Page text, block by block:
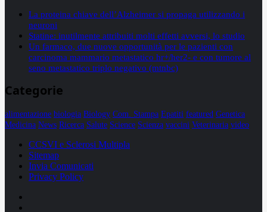
La proteina chiave dell’Alzheimer si propaga utilizzando i
neuroni
Statine: inutilmente attribuiti molti effetti avversi, lo studio
Un farmaco, due nuove opportunità per le pazienti con
carcinoma mammario metastatico hr+/her2- e con tumore al
seno metastatico triplo negativo (mtnbc)
Categorie
alimentazione biologia Biology Com. Stampa Epatiti featured Genetica
Medicina News Ricerca Salute Science Scienza vaccini Veterinaria video
CCSVI e Sclerosi Multipla
Sitemap
Invia Comunicati
Privacy Policy